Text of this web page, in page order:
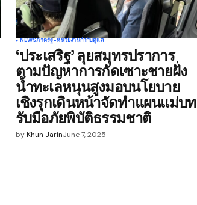
NEWSภาครัฐ-หน่วยงานกำกับดูแล
‘ประเสริฐ’ ลุยสมุทรปราการ
ตามปัญหาการกัดเซาะชายฝั่ง
น้ำทะเลหนุนสูงมอบนโยบาย
เชิงรุกเดินหน้าจัดทำแผนแม่บท
รับมือภัยพิบัติธรรมชาติ
by Khun JarinJune 7, 2025